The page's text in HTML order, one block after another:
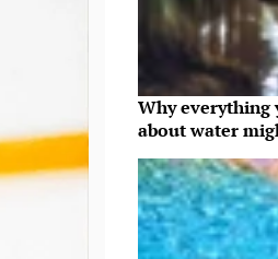
Why everything
about water